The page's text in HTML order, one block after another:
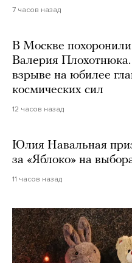
7 часов назад
В Москве
Валерия
взрыве на юбилее
космических сил
12 часов назад
Юлия Навальная
за «Яблоко» на
11 часов назад